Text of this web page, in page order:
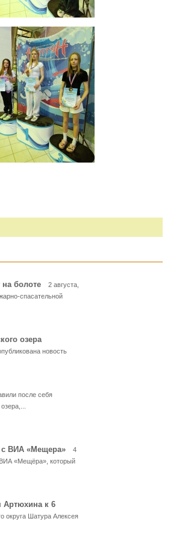
на болоте
2 августа,
спасательной
озера
новость
после себя
с ВИА «Мещера»
4
«Мещёра», который
Артюхина к 6
округа Шатура Алексея